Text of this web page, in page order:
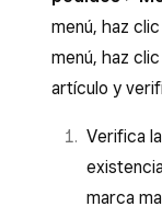
menú, haz
menú, haz
artículo y
Verifica
marca